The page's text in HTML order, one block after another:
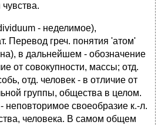
- неделимое),
Перевод греч. понятия 'атом'
в дальнейшем - обозначение
от совокупности, массы; отд.
отд. человек - в отличие от
группы, общества в целом.
неповторимое своеобразие к.-л.
человека. В самом общем